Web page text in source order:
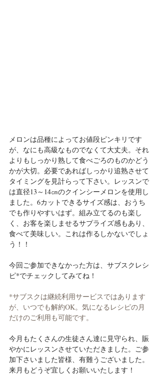
メロンは品種によってお値段ピンキリです
が、なにも高級なものでなくて大丈夫。それ
よりもしっかり熟して食べごろのものかどう
かが大切。必要であればしっかり追熟させて
タイミングを見計らって下さい。レッスンで
は直径13～14㎝のクインシーメロンを使用し
ました。 6カットできるサイズ感は、おうち
でも作りやすいはず。組み立てるのも楽し
く、お客を楽しませるサプライズ感もあり、
食べて美味しい。これは作るしかないでしょ
う！！
今回ご参加できなかった方は、サブスクレシ
ピ*でチェックしてみてね！
*サブスクは継続利用サービスではあります
が、いつでも解約OK。気になるレシピの月
だけのご利用も可能です。
今月もたくさんの生徒さん達に見守られ、賑
やかにレッスンさせていただきました。ご参
加下さいました皆様、有難うございました。
来月もどうぞ宜しくお願いいたします！